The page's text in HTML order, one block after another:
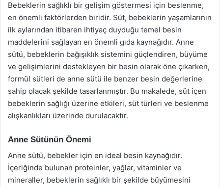
Bebeklerin sağlıklı bir gelişim göstermesi için beslenme,
en önemli faktörlerden biridir. Süt, bebeklerin yaşamlarının
ilk aylarından itibaren ihtiyaç duyduğu temel besin
maddelerini sağlayan en önemli gıda kaynağıdır. Anne
sütü, bebeklerin bağışıklık sistemini güçlendiren, büyüme
ve gelişimlerini destekleyen bir besin olarak öne çıkarken,
formül sütleri de anne sütü ile benzer besin değerlerine
sahip olacak şekilde tasarlanmıştır. Bu makalede, süt içen
bebeklerin sağlığı üzerine etkileri, süt türleri ve beslenme
alışkanlıkları üzerinde durulacaktır.
Anne Sütünün Önemi
Anne sütü, bebekler için en ideal besin kaynağıdır.
İçeriğinde bulunan proteinler, yağlar, vitaminler ve
mineraller, bebeklerin sağlıklı bir şekilde büyümesini